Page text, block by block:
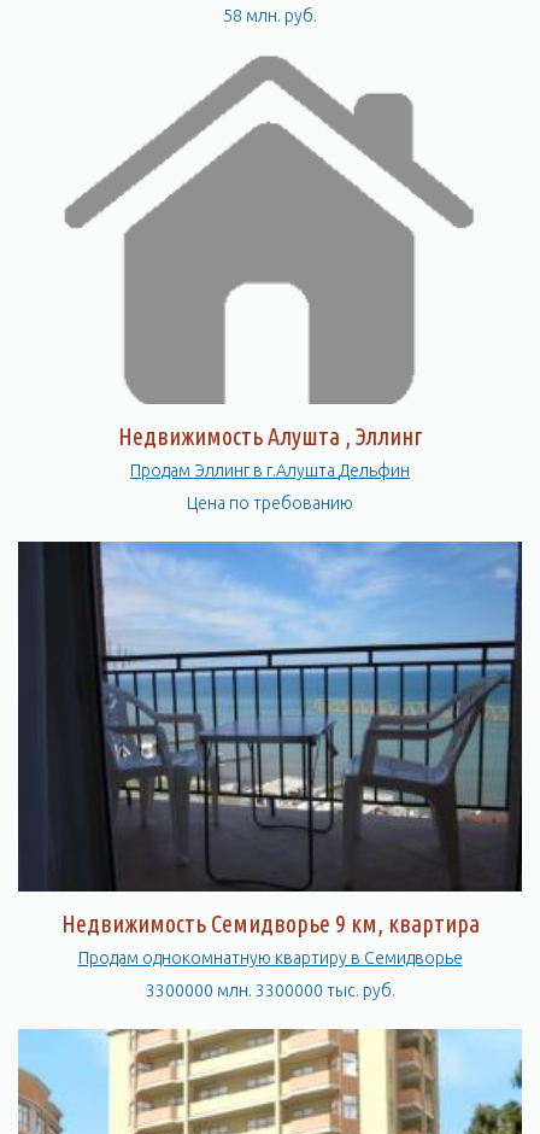
58 млн. руб.
Недвижимость Алушта , Эллинг
Продам Эллинг в г.Алушта Дельфин
Цена по требованию
Недвижимость Семидворье 9 км, квартира
Продам однокомнатную квартиру в Семидворье
3300000 млн. 3300000 тыс. руб.